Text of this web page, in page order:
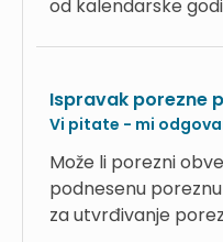
od kalendarske
Ispravak porezne
Vi pitate - mi
Može li porezni
podnesenu
za utvrđivanje